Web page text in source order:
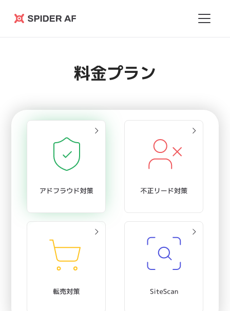
Spider
料金プラン